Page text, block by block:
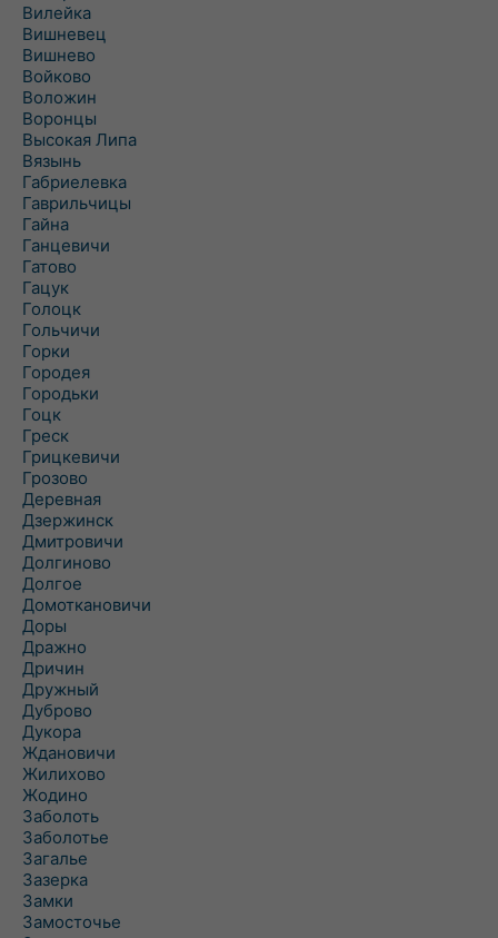
Вилейка
Вишневец
Вишнево
Войково
Воложин
Воронцы
Высокая Липа
Вязынь
Габриелевка
Гаврильчицы
Гайна
Ганцевичи
Гатово
Гацук
Голоцк
Гольчичи
Горки
Городея
Городьки
Гоцк
Греск
Грицкевичи
Грозово
Деревная
Дзержинск
Дмитровичи
Долгиново
Долгое
Домоткановичи
Доры
Дражно
Дричин
Дружный
Дуброво
Дукора
Ждановичи
Жилихово
Жодино
Заболоть
Заболотье
Загалье
Зазерка
Замки
Замосточье